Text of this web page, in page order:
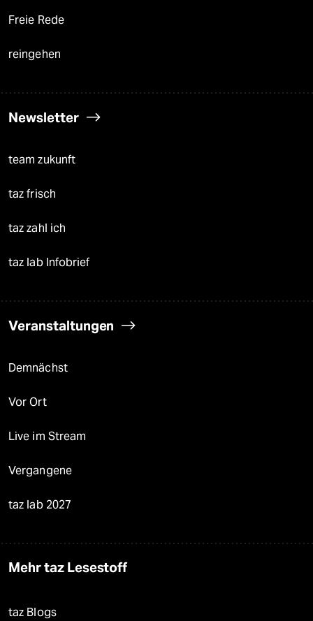
Freie Rede
reingehen
Newsletter
team zukunft
taz frisch
taz zahl ich
taz lab Infobrief
Veranstaltungen
Demnächst
Vor Ort
Live im Stream
Vergangene
taz lab 2027
Mehr taz Lesestoff
taz Blogs